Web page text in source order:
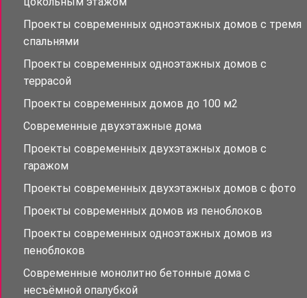
Проекты современных одноэтажных домов с тремя
спальнями
Проекты современных одноэтажных домов с
террасой
Проекты современных домов до 100 м2
Современные двухэтажные дома
Проекты современных двухэтажных домов с
гаражом
Проекты современных двухэтажных домов с фото
Проекты современных домов из пеноблоков
Проекты современных одноэтажных домов из
пеноблоков
Современные монолитно бетонные дома с
несъёмной опалубкой